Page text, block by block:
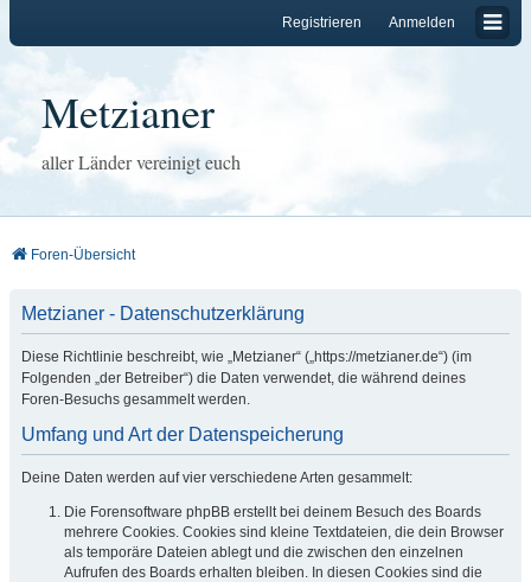
Anmelden
Registrieren
Metzianer
aller Länder vereinigt euch
Foren-Übersicht
Metzianer - Datenschutzerklärung
Diese Richtlinie beschreibt, wie „Metzianer“ („https://metzianer.de“) (im
Folgenden „der Betreiber“) die Daten verwendet, die während deines
Foren-Besuchs gesammelt werden.
Umfang und Art der Datenspeicherung
Deine Daten werden auf vier verschiedene Arten gesammelt:
Die Forensoftware phpBB erstellt bei deinem Besuch des Boards
mehrere Cookies. Cookies sind kleine Textdateien, die dein Browser
als temporäre Dateien ablegt und die zwischen den einzelnen
Aufrufen des Boards erhalten bleiben. In diesen Cookies sind die